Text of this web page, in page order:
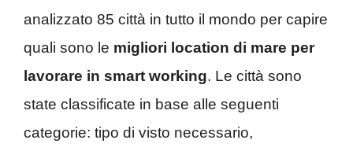
analizzato 85 città in tutto il mondo per capire
quali sono le migliori location di mare per
lavorare in smart working. Le città sono
state classificate in base alle seguenti
categorie: tipo di visto necessario,